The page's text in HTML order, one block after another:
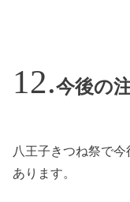
今後の
八王子きつね祭で
あります。